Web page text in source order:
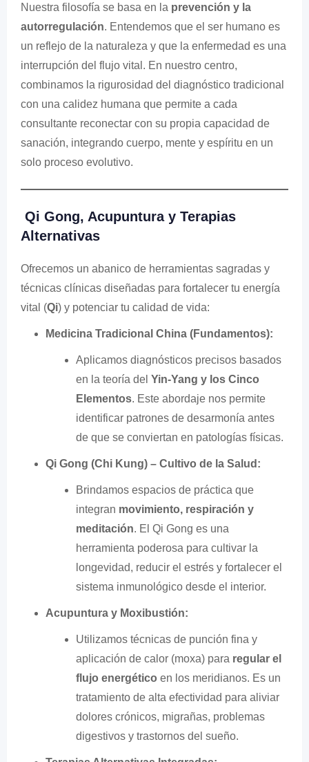
Nuestra filosofía se basa en la prevención y la
autorregulación. Entendemos que el ser humano es
un reflejo de la naturaleza y que la enfermedad es una
interrupción del flujo vital. En nuestro centro,
combinamos la rigurosidad del diagnóstico tradicional
con una calidez humana que permite a cada
consultante reconectar con su propia capacidad de
sanación, integrando cuerpo, mente y espíritu en un
solo proceso evolutivo.
Qi Gong, Acupuntura y Terapias
Alternativas
Ofrecemos un abanico de herramientas sagradas y
técnicas clínicas diseñadas para fortalecer tu energía
vital (Qi) y potenciar tu calidad de vida:
Medicina Tradicional China (Fundamentos):
Aplicamos diagnósticos precisos basados
en la teoría del Yin-Yang y los Cinco
Elementos. Este abordaje nos permite
identificar patrones de desarmonía antes
de que se conviertan en patologías físicas.
Qi Gong (Chi Kung) – Cultivo de la Salud:
Brindamos espacios de práctica que
integran movimiento, respiración y
meditación. El Qi Gong es una
herramienta poderosa para cultivar la
longevidad, reducir el estrés y fortalecer el
sistema inmunológico desde el interior.
Acupuntura y Moxibustión:
Utilizamos técnicas de punción fina y
aplicación de calor (moxa) para regular el
flujo energético en los meridianos. Es un
tratamiento de alta efectividad para aliviar
dolores crónicos, migrañas, problemas
digestivos y trastornos del sueño.